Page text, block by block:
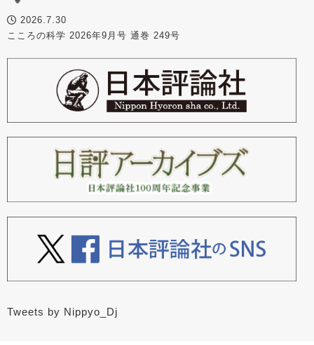
2026.7.30
こころの科学 2026年9月号 通巻 249号
Tweets by Nippyo_Dj